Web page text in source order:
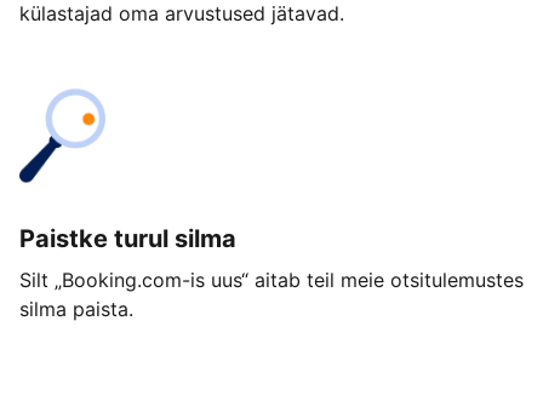
külastajad oma arvustused jätavad.
Paistke turul silma
Silt „Booking.com-is uus“ aitab teil meie otsitulemustes
silma paista.